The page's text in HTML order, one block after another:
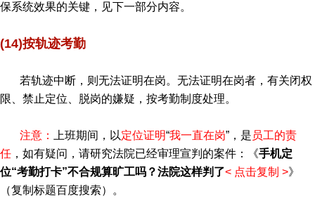
保系统效果的关键，见下一部分内容。
(14)按轨迹考勤
若轨迹中断，则无法证明在岗。无法证明在岗者，有关闭权
限、禁止定位、脱岗的嫌疑，按考勤制度处理。
注意： 上班期间，以定位证明“我一直在岗”，是 员工的责
任 ，如有疑问，请研究法院已经审理宣判的案件：《手机定
位“考勤打卡”不合规算旷工吗？法院这样判了< 点击复制 >》
（复制标题百度搜索）。